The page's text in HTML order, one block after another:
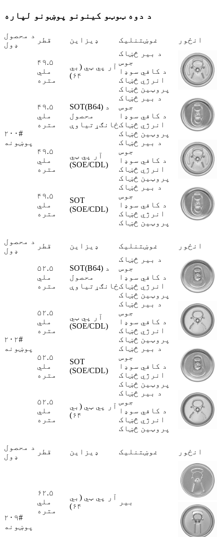
د دوه ټوټو کینونو پوښونو لپاره
د محصول
ډول
قطر ډیزاین غوښتنلیک انځور
۲۰۰#
پوښونه
۴۹.۵
ملي
متره
آر پي ټي (بي
۶۴)
د بیر څښاک
جوس
د کافي سوډا
انرژي څښاک
پروټین څښاک
۴۹.۵
ملي
متره
SOT(B64) د
محصول
ځانګړتیاوې
د بیر څښاک
جوس
د کافي سوډا
انرژي څښاک
پروټین څښاک
۴۹.۵
ملي
متره
آر پي ټي
(SOE/CDL)
د بیر څښاک
جوس
د کافي سوډا
انرژي څښاک
پروټین څښاک
۴۹.۵
ملي
متره
SOT
(SOE/CDL)
د بیر څښاک
جوس
د کافي سوډا
انرژي څښاک
پروټین څښاک
د محصول
ډول
قطر ډیزاین غوښتنلیک انځور
۲۰۲#
پوښونه
۵۲.۵
ملي
متره
SOT(B64) د
محصول
ځانګړتیاوې
د بیر څښاک
جوس
د کافي سوډا
انرژي څښاک
پروټین څښاک
۵۲.۵
ملي
متره
آر پي ټي
(SOE/CDL)
د بیر څښاک
جوس
د کافي سوډا
انرژي څښاک
پروټین څښاک
۵۲.۵
ملي
متره
SOT
(SOE/CDL)
د بیر څښاک
جوس
د کافي سوډا
انرژي څښاک
پروټین څښاک
۵۲.۵
ملي
متره
آر پي ټي (بي
۶۴)
د بیر څښاک
جوس
د کافي سوډا
انرژي څښاک
پروټین څښاک
د محصول
ډول
قطر ډیزاین غوښتنلیک انځور
۲۰۹#
پوښونه
۶۲.۵
ملي
متره
آر پي ټي (بي
۶۴)
بیر